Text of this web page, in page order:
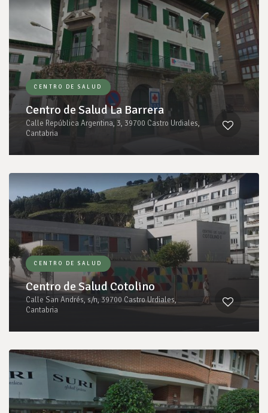
CENTRO DE SALUD
Centro de Salud La Barrera
Calle República Argentina, 3, 39700 Castro Urdiales,
Cantabria
CENTRO DE SALUD
Centro de Salud Cotolino
Calle San Andrés, s/n, 39700 Castro Urdiales,
Cantabria